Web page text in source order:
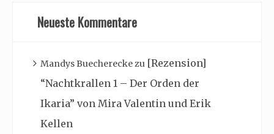
Neueste Kommentare
Mandys Buechereckezu [Rezension]
“Nachtkrallen 1 – Der Orden der
Ikaria” von Mira Valentin und Erik
Kellen